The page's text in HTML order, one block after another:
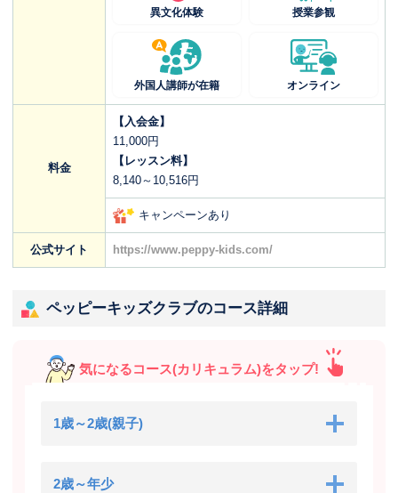
異文化体験 授業参観
外国人講師が在籍 オンライン
料金
【入会金】
11,000円
【レッスン料】
8,140～10,516円
キャンペーンあり
公式サイト https://www.peppy-kids.com/
ペッピーキッズクラブのコース詳細
気になるコース(カリキュラム)をタップ!
1歳～2歳(親子)
2歳～年少